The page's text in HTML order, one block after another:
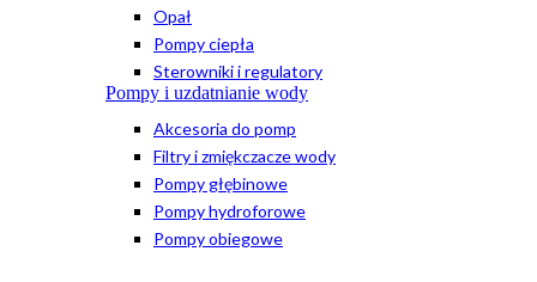
Opał
Pompy ciepła
Sterowniki i regulatory
Pompy i uzdatnianie wody
Akcesoria do pomp
Filtry i zmiękczacze wody
Pompy głębinowe
Pompy hydroforowe
Pompy obiegowe